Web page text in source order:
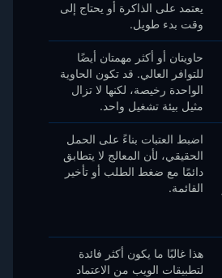
يعتمد على الذاكرة أو يحتاج إلى
وقت بدء طويل.
حاويتان أو أكثر مهمتان أيضًا
للتوافر العالي. قد تكون الحاوية
الواحدة رخيصة، لكنها لا تزال
مثيل بيئة تشغيل واحد.
اضبط العتبات بناءً على الحمل
الحقيقي، لأن المعالج لا يتطابق
دائمًا مع ضغط الطلب أو تأخير
القائمة.
هذا غالبًا ما يكون أكثر فائدة
لتطبيقات الويب من الاعتماد